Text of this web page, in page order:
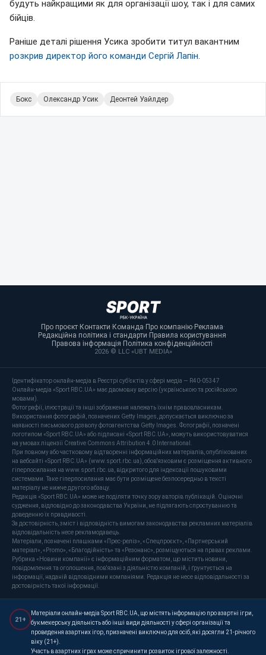
будуть найкращими як для організації шоу, так і для самих
бійців.
Раніше деталі рішення Усика зробити титул вакантним
розкрив директор його команди Сергій Лапін.
Бокс Олександр Усик Деонтей Уайлдер
Про проєкт· Контакти· Команда· Про компанію· Реклама·
Редакційна політика і стандарти· Правила користування·
Правова інформація· Політика конфіденційності·
2026 © LLC «UBT MEDIA»
Ідентифікатор онлайн-медіа в Реєстрі суб’єктів у сфері медіа — R40-05347
Онлайн-медіа «Sport RBC.UA» має двомовну версію (українською та російською
мовами).
Фотографії, ілюстрації та інші зображення належать їхнім правовласникам.
Використання фотографій, позначених Getty Images, допускається виключно за
наявності письмового дозволу фотоагентства Getty Images. Фотографії, позначені
логотипом «Sport RBC.UA» або підписані «Sport RBC.UA», можуть використовуватися
на умовах ліцензії Creative Commons Attribution 4.0 International.
При повному або частковому відтворенні інформаційних матеріалів, опублікованих
на вебсайті «Sport RBC.UA» (www.sport.rbc.ua), обов'язковим є розміщення активного
гіперпосилання на www.sport.rbc.ua, відкритого для індексації пошуковими
системами. Таке гіперпосилання має бути розміщене безпосередньо в тексті
матеріалу не нижче другого абзацу.
Редакція «Sport RBC.UA» може не поділяти точку зору авторів публікацій. Оціночні
судження, відповідно до законодавства України, не підлягають спростуванню та
доведенню їх правдивості.
За достовірність, зміст і відповідність вимогам законодавства рекламних матеріалів
відповідальність несе рекламодавець.
Матеріали, позначені плашками «Прес-реліз», «Спецпроєкт», «Партнерський
матеріал», «Promo», «Благодійність» та «Резонанс», розміщуються на правах реклами.
Рубрика «Новини компанії» є інформаційним форматом, що містить новини,
повідомлення та оголошення, пов'язані з діяльністю компаній, і ґрунтується на
інформації, наданій відповідними компаніями. Редакція не несе відповідальності за
достовірність такої інформації.
21+
Матеріали онлайн-медіа Sport RBC.UA, що містять інформацію про азартні ігри,
букмекерську діяльність або інші види діяльності у сфері організації та
проведення азартних ігор, призначені виключно для осіб, які досягли 21-річного
віку (21+).
Участь в азартних іграх може спричинити розвиток ігрової залежності.